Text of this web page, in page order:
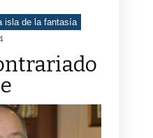
isla de la fantasía